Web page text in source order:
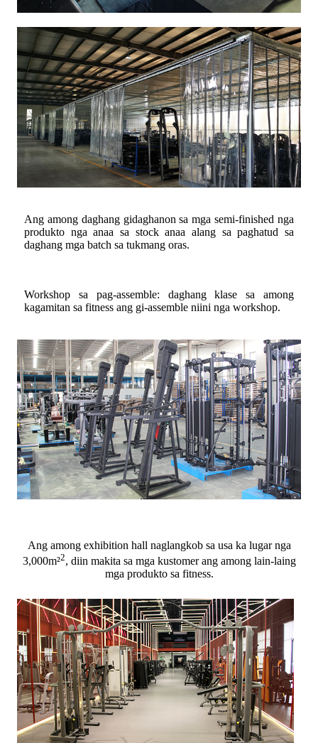
Ang among daghang gidaghanon sa mga semi-finished nga
produkto nga anaa sa stock anaa alang sa paghatud sa
daghang mga batch sa tukmang oras.
Workshop sa pag-assemble: daghang klase sa among
kagamitan sa fitness ang gi-assemble niini nga workshop.
Ang among exhibition hall naglangkob sa usa ka lugar nga
3,000m²2, diin makita sa mga kustomer ang among lain-laing
mga produkto sa fitness.